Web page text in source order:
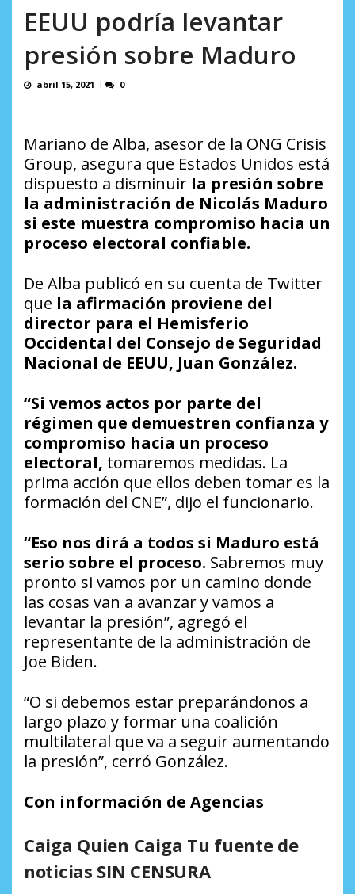
EEUU podría levantar
presión sobre Maduro
abril 15, 2021 0
Mariano de Alba, asesor de la ONG Crisis
Group, asegura que Estados Unidos está
dispuesto a disminuir la presión sobre
la administración de Nicolás Maduro
si este muestra compromiso hacia un
proceso electoral confiable.
De Alba publicó en su cuenta de Twitter
que la afirmación proviene del
director para el Hemisferio
Occidental del Consejo de Seguridad
Nacional de EEUU, Juan González.
“Si vemos actos por parte del
régimen que demuestren confianza y
compromiso hacia un proceso
electoral, tomaremos medidas. La
prima acción que ellos deben tomar es la
formación del CNE”, dijo el funcionario.
“Eso nos dirá a todos si Maduro está
serio sobre el proceso. Sabremos muy
pronto si vamos por un camino donde
las cosas van a avanzar y vamos a
levantar la presión”, agregó el
representante de la administración de
Joe Biden.
“O si debemos estar preparándonos a
largo plazo y formar una coalición
multilateral que va a seguir aumentando
la presión”, cerró González.
Con información de Agencias
Caiga Quien Caiga Tu fuente de
noticias SIN CENSURA